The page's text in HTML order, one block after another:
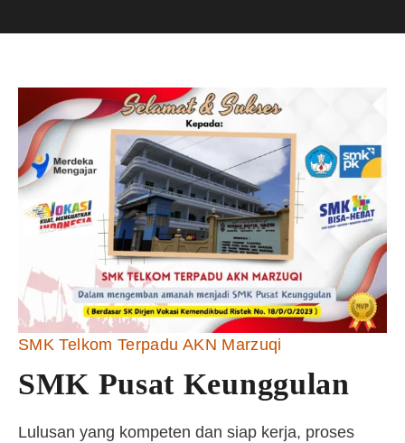
SMK Telkom Terpadu AKN Marzuqi
SMK Pusat Keunggulan
Lulusan yang kompeten dan siap kerja, proses